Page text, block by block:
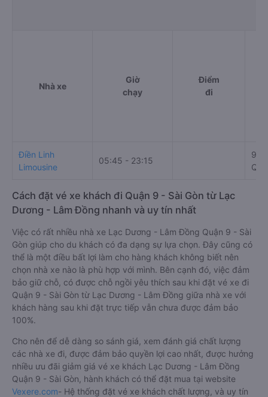
Nhà xe
Giờ
chạy
Điểm
đi
Điền Linh
Limousine
05:45 - 23:15
96
Cách đặt vé xe khách đi Quận 9 - Sài Gòn từ Lạc
Dương - Lâm Đồng nhanh và uy tín nhất
Việc có rất nhiều nhà xe Lạc Dương - Lâm Đồng Quận 9 - Sài
Gòn giúp cho du khách có đa dạng sự lựa chọn. Đây cũng có
thể là một điều bất lợi làm cho hàng khách không biết nên
chọn nhà xe nào là phù hợp với mình. Bên cạnh đó, việc đảm
bảo giữ chỗ, có được chỗ ngồi yêu thích sau khi đặt vé xe đi
Quận 9 - Sài Gòn từ Lạc Dương - Lâm Đồng giữa nhà xe với
khách hàng sau khi đặt trực tiếp vẫn chưa được đảm bảo
100%.
Cho nên để dễ dàng so sánh giá, xem đánh giá chất lượng
các nhà xe đi, được đảm bảo quyền lợi cao nhất, được hưởng
nhiều ưu đãi giảm giá vé xe khách Lạc Dương - Lâm Đồng
Quận 9 - Sài Gòn, hành khách có thể đặt mua tại website
Vexere.com- Hệ thống đặt vé xe khách chất lượng, và uy tín